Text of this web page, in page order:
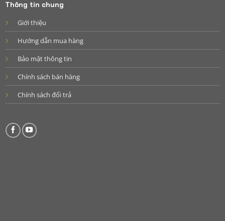
Thông tin chung
Giới thiệu
Hướng dẫn mua hàng
Bảo mật thông tin
Chính sách bán hàng
Chính sách đổi trả